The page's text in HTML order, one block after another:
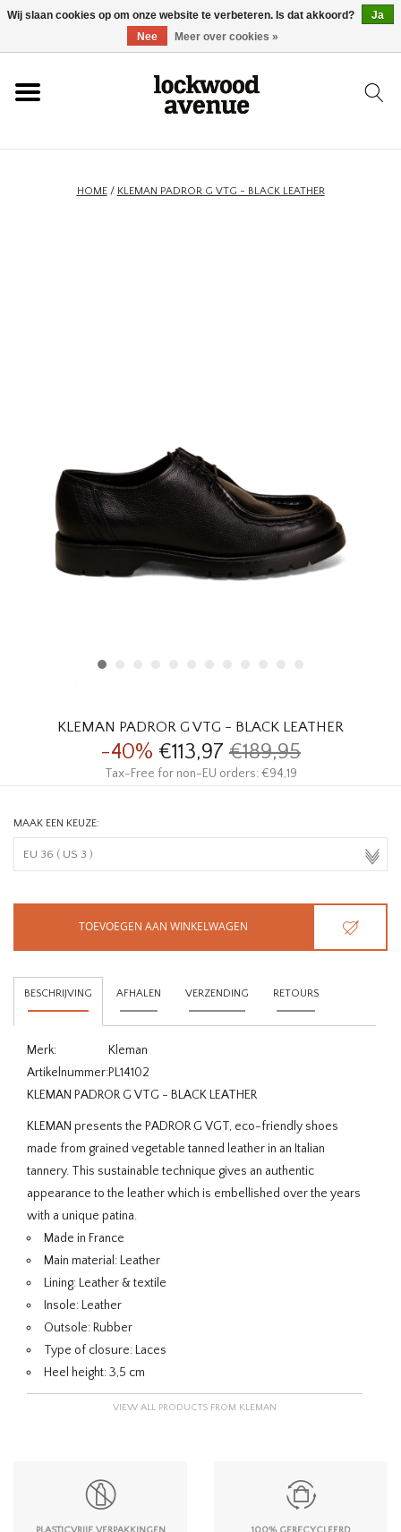
HOME
MERKEN
HOME/ KLEMAN PADROR G VTG - BLACK LEATHER
KLEMAN PADROR G VTG - BLACK LEATHER
-40% €113,97 €189,95
Tax-Free for non-EU orders: €94,19
MAAK EEN KEUZE:
TOEVOEGEN AAN WINKELWAGEN
BESCHRIJVING AFHALEN VERZENDING RETOURS
Merk:
Kleman
Artikelnummer:PL14102
KLEMAN PADROR G VTG - BLACK LEATHER
KLEMAN presents the PADROR G VGT, eco-friendly shoes
made from grained vegetable tanned leather in an Italian
tannery. This sustainable technique gives an authentic
appearance to the leather which is embellished over the years
with a unique patina.
Made in France
Main material: Leather
Lining: Leather & textile
Insole: Leather
Outsole: Rubber
Type of closure: Laces
Heel height: 3,5 cm
VIEW ALL PRODUCTS FROM KLEMAN
Wij slaan cookies op om onze website te verbeteren. Is dat akkoord?
Ja
Nee
Meer over cookies »